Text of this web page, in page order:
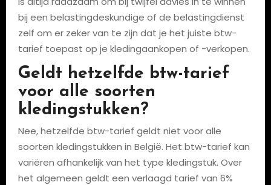
bij een belastingdeskundige of de belastingdienst
zelf om er zeker van te zijn dat je het juiste btw-
tarief toepast op je kledingaankopen of -verkopen.
Geldt hetzelfde btw-tarief
voor alle soorten
kledingstukken?
Nee, hetzelfde btw-tarief geldt niet voor alle
soorten kledingstukken in België. Het btw-tarief kan
variëren afhankelijk van het type kledingstuk. Over
het algemeen geldt een verlaagd tarief van 6%